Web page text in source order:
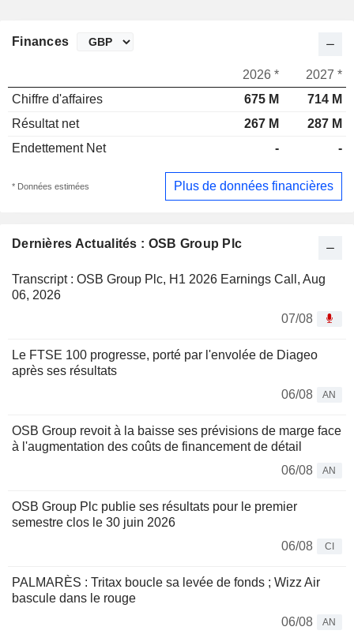
Dernières Actualités : OSB Group Plc
Transcript : OSB Group Plc, H1 2026 Earnings Call, Aug
06, 2026
07/08
Le FTSE 100 progresse, porté par l'envolée de Diageo
après ses résultats
06/08
AN
OSB Group revoit à la baisse ses prévisions de marge face
à l'augmentation des coûts de financement de détail
06/08
AN
OSB Group Plc publie ses résultats pour le premier
semestre clos le 30 juin 2026
06/08
CI
PALMARÈS : Tritax boucle sa levée de fonds ; Wizz Air
bascule dans le rouge
06/08
AN
Finances
2026 *
2027 *
Chiffre d'affaires
675 M
714 M
Résultat net
267 M
287 M
Endettement Net
- -
* Données estimées Plus de données financières